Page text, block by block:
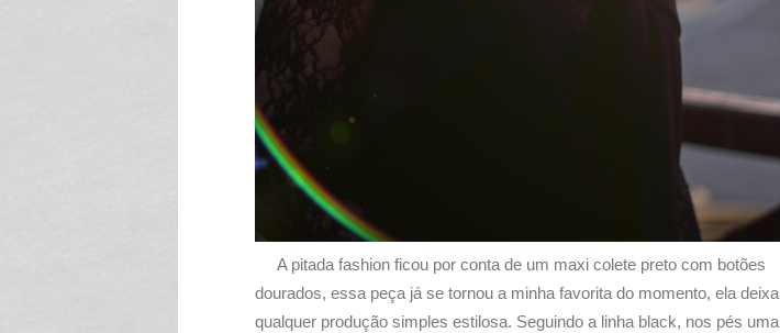
A pitada fashion ficou por conta de um maxi colete preto com botões
dourados, essa peça já se tornou a minha favorita do momento, ela deixa
qualquer produção simples estilosa. Seguindo a linha black, nos pés uma